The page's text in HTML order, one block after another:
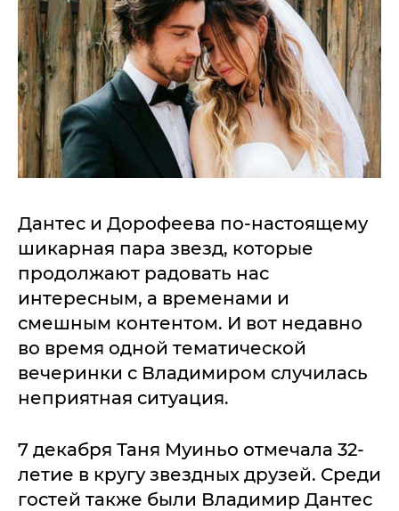
Дантес и Дорофеева по-настоящему
шикарная пара звезд, которые
продолжают радовать нас
интересным, а временами и
смешным контентом. И вот недавно
во время одной тематической
вечеринки с Владимиром случилась
неприятная ситуация.
7 декабря Таня Муиньо отмечала 32-
летие в кругу звездных друзей. Среди
гостей также были Владимир Дантес